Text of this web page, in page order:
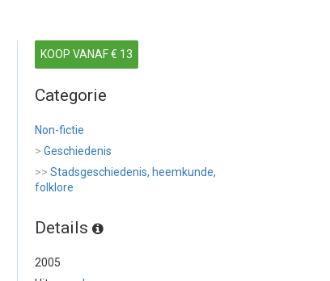
KOOP VANAF € 13
Categorie
Non-fictie
> Geschiedenis
>> Stadsgeschiedenis, heemkunde,
folklore
Details
2005